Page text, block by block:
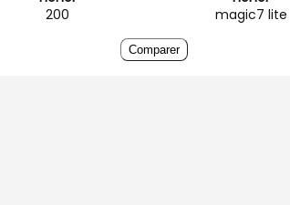
200
magic7 lite
Comparer